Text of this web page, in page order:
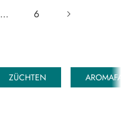
… 6
ZÜCHTEN